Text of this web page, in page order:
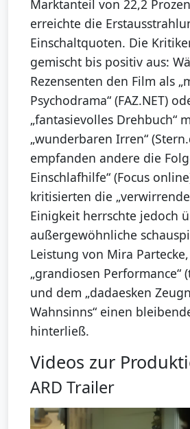
Marktanteil von 22,2
erreichte die
Einschaltquoten. Die
gemischt bis positiv aus:
Rezensenten den Film als
Psychodrama“ (FAZ.NET)
„fantasievolles Drehbuch“
„wunderbaren Irren“
empfanden andere die
Einschlafhilfe“ (Focus
kritisierten die
Einigkeit herrschte jedoch
außergewöhnliche
Leistung von Mira
„grandiosen Performance“
und dem „dadaesken
Wahnsinns“ einen
hinterließ.
Videos zur
ARD Trailer